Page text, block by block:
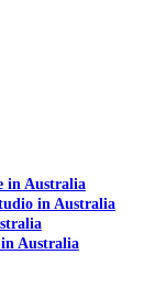
in Australia
in Australia
Australia